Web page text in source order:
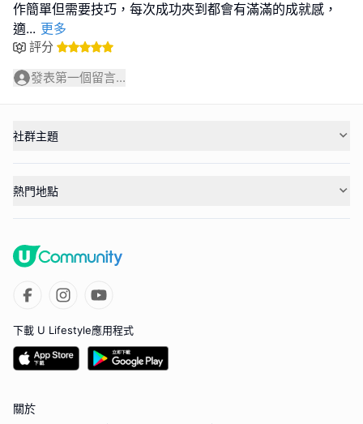
作簡單但需要技巧，每次成功夾到都會有滿滿的成就感，
適... 更多
評分
發表第一個留言...
社群主題
熱門地點
下載 U Lifestyle應用程式
關於